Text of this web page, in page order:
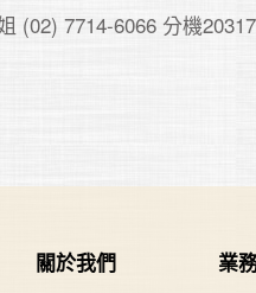
(02) 7714-6066 分機
關於我們 業